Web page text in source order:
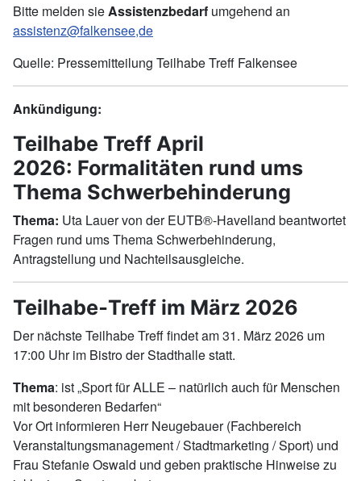
Bitte melden sieAssistenzbedarf umgehend an
assistenz@falkensee,de
Quelle: Pressemitteilung Teilhabe Treff Falkensee
Ankündigung:
Teilhabe Treff April
2026: Formalitäten rund ums
Thema Schwerbehinderung
Thema: Uta Lauer von der EUTB®-Havelland beantwortet
Fragen rund ums Thema Schwerbehinderung,
Antragstellung und Nachteilsausgleiche.
Teilhabe‑Treff im März 2026
Der nächste Teilhabe Treff findet am 31. März 2026 um
17:00 Uhr im Bistro der Stadthalle statt.
Thema: ist „Sport für ALLE – natürlich auch für Menschen
mit besonderen Bedarfen“
Vor Ort informieren Herr Neugebauer (Fachbereich
Veranstaltungsmanagement / Stadtmarketing / Sport) und
Frau Stefanie Oswald und geben praktische Hinweise zu